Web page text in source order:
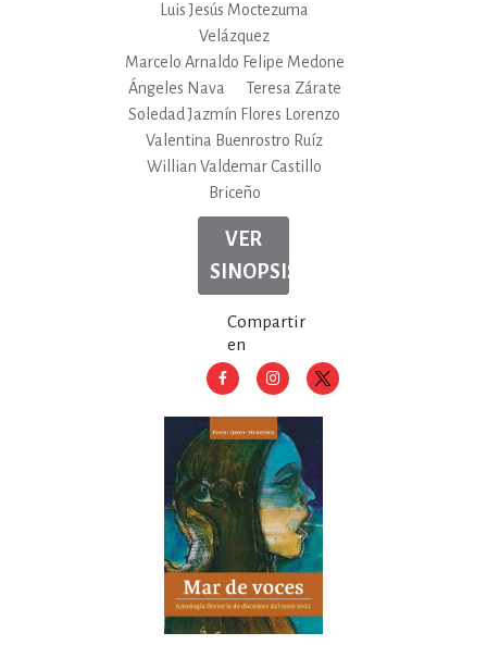
Luis Jesús Moctezuma
Velázquez
Marcelo Arnaldo Felipe Medone
Ángeles Nava
Teresa Zárate
Soledad Jazmín Flores Lorenzo
Valentina Buenrostro Ruíz
Willian Valdemar Castillo
Briceño
VER
SINOPSIS
Compartir
en